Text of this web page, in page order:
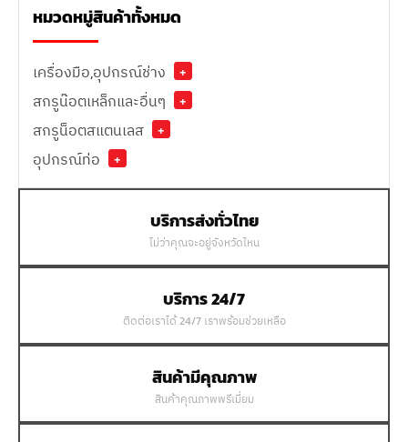
หมวดหมู่สินค้าทั้งหมด
เครื่องมือ,อุปกรณ์ช่าง
+
สกรูน๊อตเหล็กและอื่นๆ
+
สกรูน็อตสแตนเลส
+
อุปกรณ์ท่อ
+
บริการส่งทั่วไทย
ไม่ว่าคุณจะอยู่จังหวัดไหน
บริการ 24/7
ติดต่อเราได้ 24/7 เราพร้อมช่วยเหลือ
สินค้ามีคุณภาพ
สินค้าคุณภาพพรีเมี่ยม